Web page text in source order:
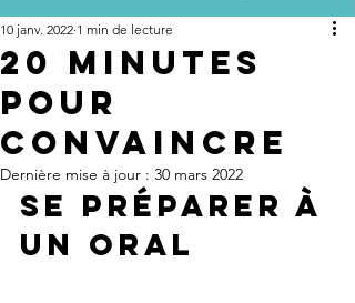
20 minutes
pour
convaincre
10 janv. 2022 1 min de lecture
Dernière mise à jour : 30 mars 2022
Se préparer à
un oral